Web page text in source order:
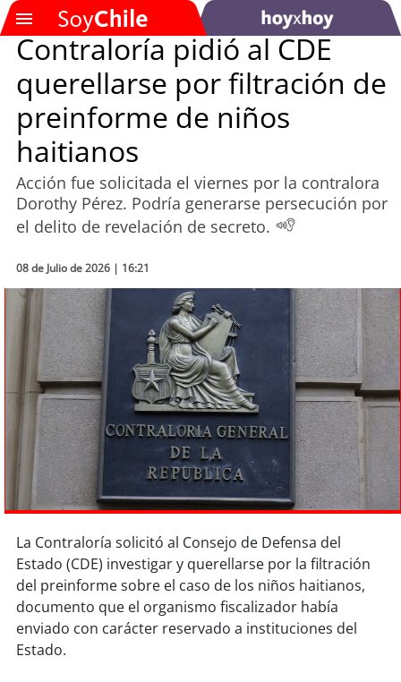
SOYTV
Podcast
Actualidad
Entretención
Economía
Deportes
Tecnología
Sostenibilidad
soychile
soyarica
soyiquique
soycalama
soyantofagasta
Contraloría pidió al CDE
querellarse por filtración de
preinforme de niños
haitianos
Acción fue solicitada el viernes por la contralora
Dorothy Pérez. Podría generarse persecución por
el delito de revelación de secreto.
08 de Julio de 2026 | 16:21
La Contraloría solicitó al Consejo de Defensa del
Estado (CDE) investigar y querellarse por la filtración
del preinforme sobre el caso de los niños haitianos,
documento que el organismo fiscalizador había
enviado con carácter reservado a instituciones del
Estado.